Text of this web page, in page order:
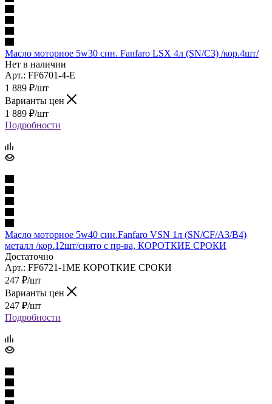
Масло моторное 5w30 син. Fanfaro LSX 4л (SN/C3) /кор.4шт/
Нет в наличии
Арт.: FF6701-4-E
1 889 ₽/шт
Варианты цен
1 889 ₽/шт
Подробности
Масло моторное 5w40 син.Fanfaro VSN 1л (SN/CF/A3/B4)
металл /кор.12шт/снято с пр-ва, КОРОТКИЕ СРОКИ
Достаточно
Арт.: FF6721-1ME КОРОТКИЕ СРОКИ
247 ₽/шт
Варианты цен
247 ₽/шт
Подробности